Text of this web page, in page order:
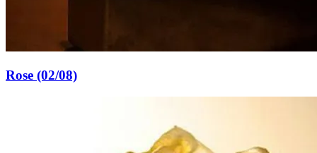
Rose (02/08)